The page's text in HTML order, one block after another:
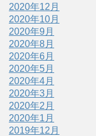
2020年12月
2020年10月
2020年9月
2020年8月
2020年6月
2020年5月
2020年4月
2020年3月
2020年2月
2020年1月
2019年12月